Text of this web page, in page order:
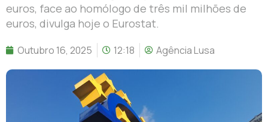
euros, face ao homólogo de três mil milhões de
euros, divulga hoje o Eurostat.
Outubro 16, 2025 12:18 Agência Lusa